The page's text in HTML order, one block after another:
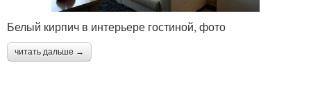
Белый кирпич в интерьере гостиной, фото
читать дальше →